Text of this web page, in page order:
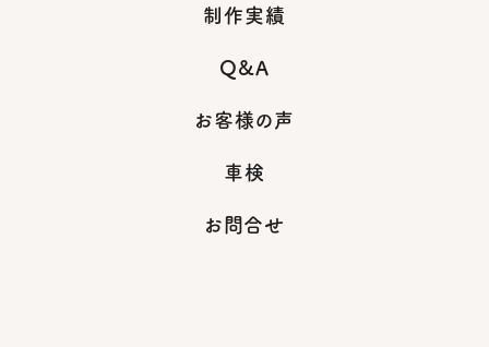
制作実績
Q&A
お客様の声
車検
お問合せ